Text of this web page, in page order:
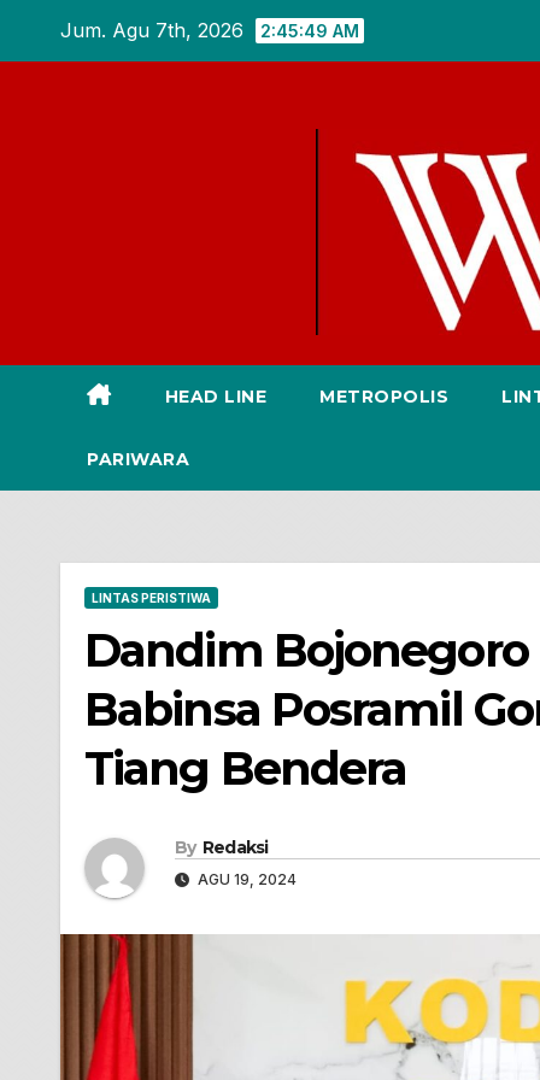
Jum. Agu 7th, 2026 2:45:50 AM
HEAD LINE METROPOLIS
PARIWARA
LINTAS PERISTIWA
Dandim
Babinsa Posramil
Tiang Bendera
By Redaksi
AGU 19, 2024